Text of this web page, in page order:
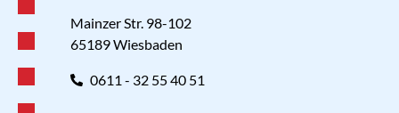
Mainzer Str. 98-102
65189 Wiesbaden
0611 - 32 55 40 51